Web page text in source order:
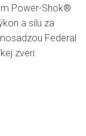
Power-Shok®
a silu za
Federal
zveri.